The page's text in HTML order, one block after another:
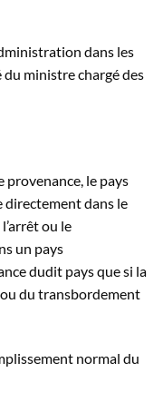
dans les
ministre chargé des
provenance, le pays
directement dans le
ou le
un pays
dudit pays que si la
ou du transbordement
normal du